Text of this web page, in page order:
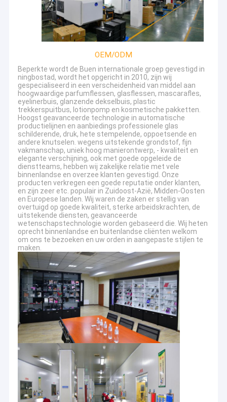
OEM/ODM
Beperkte wordt de Buen internationale groep gevestigd in
ningbostad, wordt het opgericht in 2010, zijn wij
gespecialiseerd in een verscheidenheid van middel aan
hoogwaardige parfumflessen, glasflessen, mascarafles,
eyelinerbuis, glanzende dekselbuis, plastic
trekkerspuitbus, lotionpomp en kosmetische pakketten.
Hoogst geavanceerde technologie in automatische
productielijnen en aanbiedings professionele glas
schilderende, druk, hete stempelende, oppoetsende en
andere knutselen. wegens uitstekende grondstof, fijn
vakmanschap, uniek hoog manierontwerp, - kwaliteit en
elegante verschijning, ook met goede opgeleide de
dienstteams, hebben wij zakelijke relatie met vele
binnenlandse en overzee klanten gevestigd. Onze
producten verkregen een goede reputatie onder klanten,
en zijn zeer etc. populair in Zuidoost-Azië, Midden-Oosten
en Europese landen. Wij waren de zaken er stellig van
overtuigd op goede kwaliteit, sterke arbeidskrachten, de
uitstekende diensten, geavanceerde
wetenschapstechnologie worden gebaseerd die. Wij heten
oprecht binnenlandse en buitenlandse cliënten welkom
om ons te bezoeken en uw orden in aangepaste stijlen te
maken.